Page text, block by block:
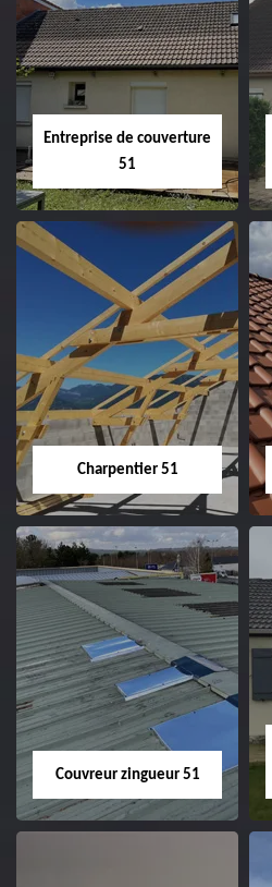
Entreprise de couverture
51
Entreprise de
couverture 51
Charpentier 51
Charpentier 51
Couvreur zingueur 51